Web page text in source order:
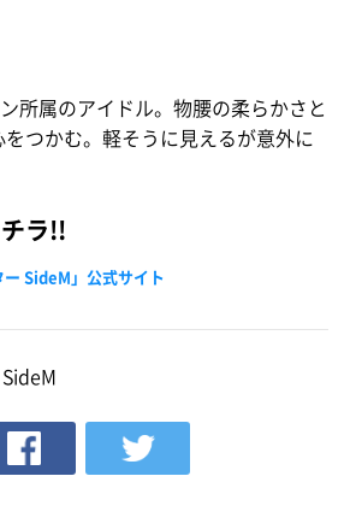
所属のアイドル。物腰の柔らかさと
つかむ。軽そうに見えるが意外に
ラ!!
SideM」公式サイト